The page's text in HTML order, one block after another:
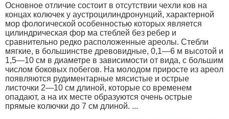
Основное отличие состоит в отсутствии чехли ков на
концах колючек у аустроцилиндронунций, характерной
мор фологической особенностью которых является
цилиндрическая фор ма стеблей без ребер и
сравнительно редко расположенные ареолы. Стебли
мягкие, в большинстве древовидные, 0,1—6 м выcотой и
1,5—10 см в диаметре в зависимости от вида, с большим
числом боковых побегов. На молодом приросте из ареол
появляются рудиментарные мясистые и острые
листочки 2—10 см длиной, которые со временем
опадают, а на их месте образуются очень острые
прямые колючки до 7 см длиной. ...